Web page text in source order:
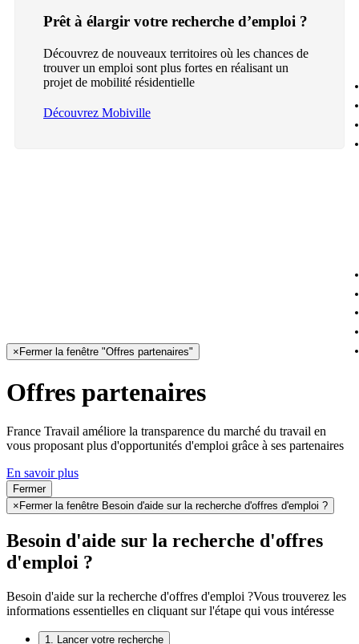
Prêt à élargir votre recherche d’emploi ?
Découvrez de nouveaux territoires où les chances de
trouver un emploi sont plus fortes en réalisant un
projet de mobilité résidentielle
Découvrez Mobiville
× Fermer la fenêtre "Offres partenaires"
Offres partenaires
France Travail améliore la transparence du marché du travail en
vous proposant plus d'opportunités d'emploi grâce à ses partenaires
En savoir plus
Fermer
× Fermer la fenêtre Besoin d'aide sur la recherche d'offres d'emploi ?
Besoin d'aide sur la recherche d'offres
d'emploi ?
Besoin d'aide sur la recherche d'offres d'emploi ?Vous trouverez les
informations essentielles en cliquant sur l'étape qui vous intéresse
1. Lancer votre recherche